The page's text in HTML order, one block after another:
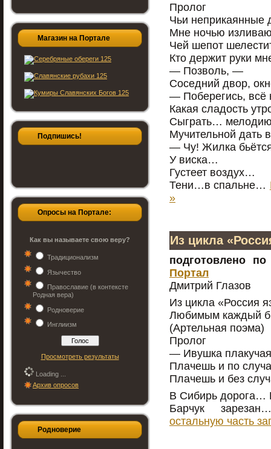
Магазин на Портале
Подпишись!
Опросы на Портале:
Как вы называете свою веру?
Традиционализм
Язычество
Православие (в контексте
Родная вера)
Родноверие
Инглиизм
Просмотреть результаты
Loading ...
Архив опросов
Родноверие
Пролог
Чьи неприкаянные
Мне ночью
Чей шепот
Кто держит руки
— Позволь, —
Соседний двор,
— Поберегись, всё
Какая сладость
Сыграть…
Мучительной дать
— Чу! Жилка
У виска…
Густеет воздух…
Тени…в спальне…
»
Из цикла
подготовлено
Портал
Дмитрий Глазов
Из цикла «Россия
Любимым каждый
(Артельная поэма)
Пролог
— Ивушка
Плачешь и по
Плачешь и без
В Сибирь дорога…
Барчук
остальную часть